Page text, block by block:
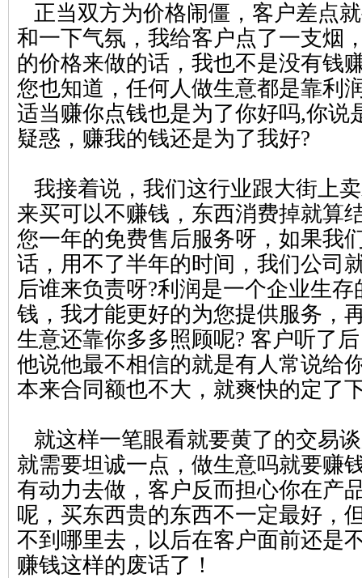
正当双方为价格闹僵，客户差点
和一下气氛，我给客户点了一支烟
的价格来做的话，我也不是没有钱
您也知道，任何人做生意都是靠利
适当赚你点钱也是为了你好吗,你说
疑惑，赚我的钱还是为了我好?
我接着说，我们这行业跟大街上
来买可以不赚钱，东西消费掉就算
您一年的免费售后服务呀，如果我
话，用不了半年的时间，我们公司
后谁来负责呀?利润是一个企业生
钱，我才能更好的为您提供服务，
生意还靠你多多照顾呢? 客户听了
他说他最不相信的就是有人常说给
本来合同额也不大，就爽快的定了
就这样一笔眼看就要黄了的交易
就需要坦诚一点，做生意吗就要赚
有动力去做，客户反而担心你在产
呢，买东西贵的东西不一定最好，
不到哪里去，以后在客户面前还是
赚钱这样的废话了！